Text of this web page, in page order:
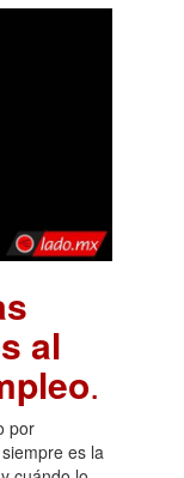
al
.
por
es la